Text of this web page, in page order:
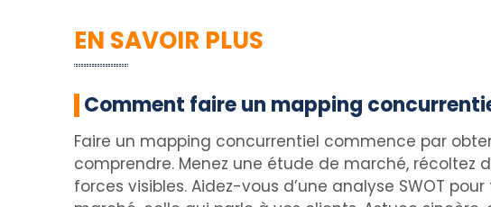
EN SAVOIR PLUS
Comment faire un mapping
Faire un mapping concurrentiel commence par
comprendre. Menez une étude de marché, récoltez
forces visibles. Aidez-vous d’une analyse SWOT